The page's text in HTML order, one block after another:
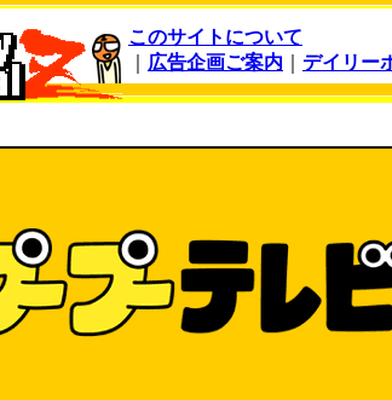
このサイトについて
広告企画ご案内 デイリー